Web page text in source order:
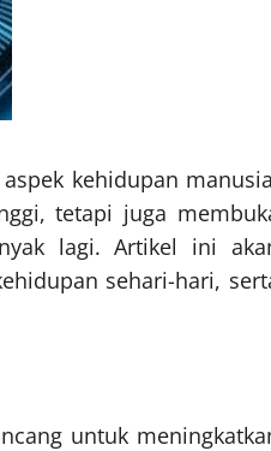
kehidupan
tetapi juga
lagi. Artikel ini
sehari-hari,
untuk